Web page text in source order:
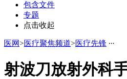
包含文件
专题
点击收起
医网>医疗聚焦频道>医疗先锋 ···
射波刀放射外科